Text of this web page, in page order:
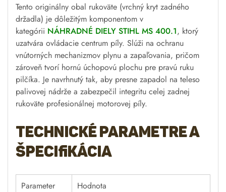
Tento originálny obal rukoväte (vrchný kryt zadného
držadla) je dôležitým komponentom v
kategórii NÁHRADNÉ DIELY STIHL MS 400.1, ktorý
uzatvára ovládacie centrum píly. Slúži na ochranu
vnútorných mechanizmov plynu a zapaľovania, pričom
zároveň tvorí hornú úchopovú plochu pre pravú ruku
pilčíka. Je navrhnutý tak, aby presne zapadol na teleso
palivovej nádrže a zabezpečil integritu celej zadnej
rukoväte profesionálnej motorovej píly.
Technické parametre a
špecifikácia
Parameter
Hodnota